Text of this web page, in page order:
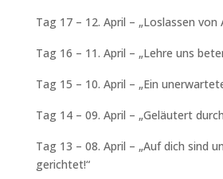
Tag 17 – 12. April – „Loslassen von
Tag 16 – 11. April – „Lehre uns
Tag 15 – 10. April – „Ein
Tag 14 – 09. April – „Geläutert
Tag 13 – 08. April – „Auf dich sind
gerichtet!“